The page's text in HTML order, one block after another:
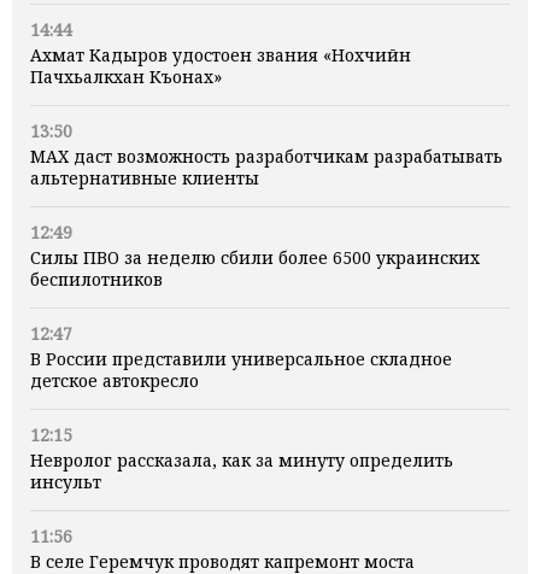
14:44
Ахмат Кадыров удостоен звания «Нохчийн
Пачхьалкхан Къонах»
13:50
MAX даст возможность разработчикам разрабатывать
альтернативные клиенты
12:49
Силы ПВО за неделю сбили более 6500 украинских
беспилотников
12:47
В России представили универсальное складное
детское автокресло
12:15
Невролог рассказала, как за минуту определить
инсульт
11:56
В селе Геремчук проводят капремонт моста